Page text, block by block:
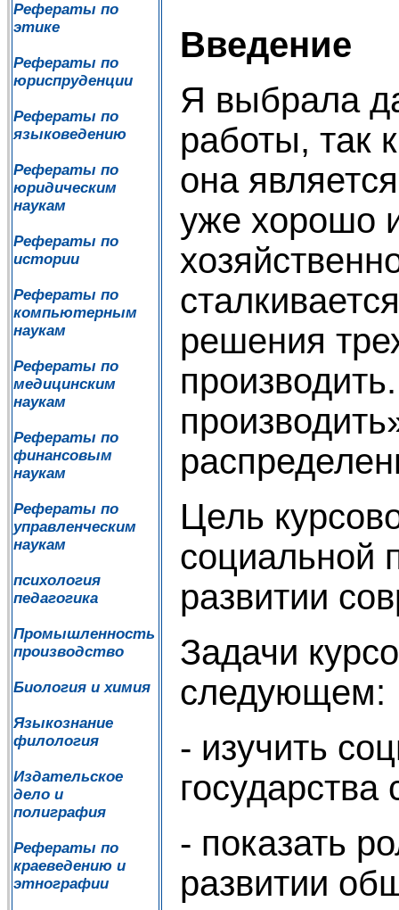
Рефераты по
этике
Рефераты по
юриспруденции
Рефераты по
языковедению
Рефераты по
юридическим
наукам
Рефераты по
истории
Рефераты по
компьютерным
наукам
Рефераты по
медицинским
наукам
Рефераты по
финансовым
наукам
Рефераты по
управленческим
наукам
психология
педагогика
Промышленность
производство
Биология и химия
Языкознание
филология
Издательское
дело и
полиграфия
Рефераты по
краеведению и
этнографии
Введение
Я выбрала
работы, так
она
уже хорошо
решения
Цель
социальной
развитии
Задачи
следующем:
- изучить
- показать
развитии